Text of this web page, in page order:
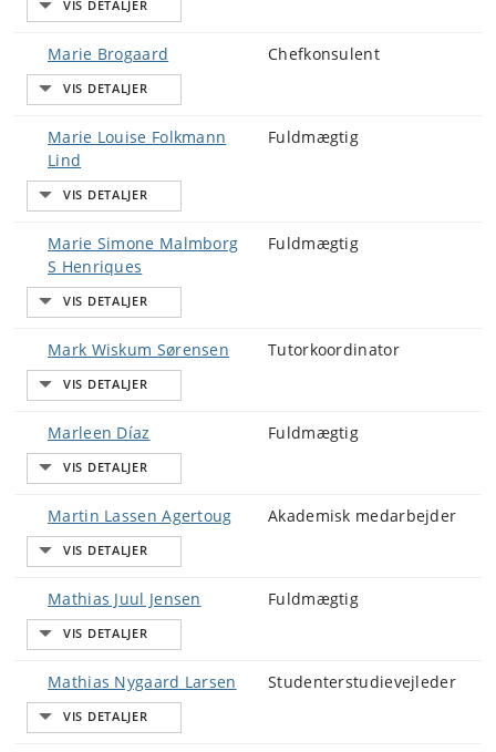
Marie Brogaard Chefkonsulent
Marie Louise Folkmann
Lind
Fuldmægtig
Marie Simone Malmborg
S Henriques
Fuldmægtig
Mark Wiskum Sørensen Tutorkoordinator
Marleen Díaz Fuldmægtig
Martin Lassen Agertoug Akademisk medarbejder
Mathias Juul Jensen Fuldmægtig
Mathias Nygaard Larsen Studenterstudievejleder